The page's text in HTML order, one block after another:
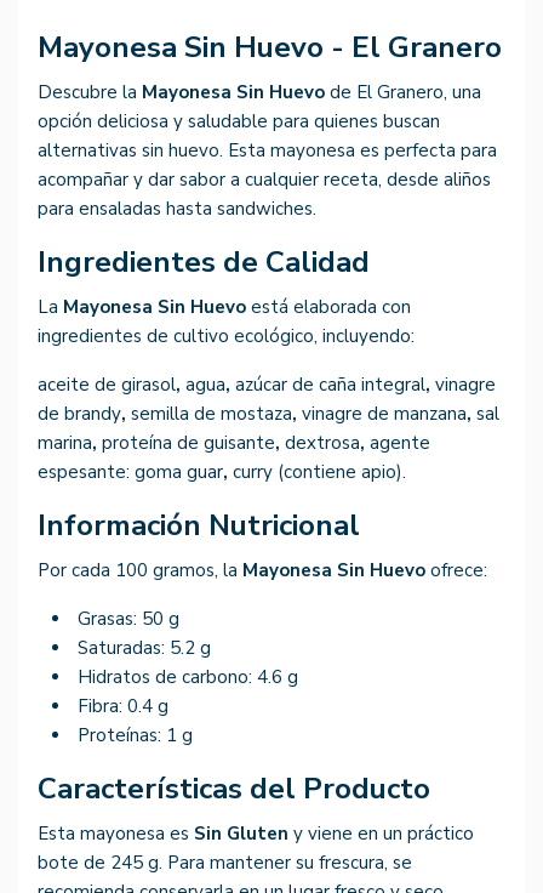
Mayonesa Sin Huevo - El Granero
Descubre la Mayonesa Sin Huevo de El Granero, una
opción deliciosa y saludable para quienes buscan
alternativas sin huevo. Esta mayonesa es perfecta para
acompañar y dar sabor a cualquier receta, desde aliños
para ensaladas hasta sandwiches.
Ingredientes de Calidad
La Mayonesa Sin Huevo está elaborada con
ingredientes de cultivo ecológico, incluyendo:
aceite de girasol, agua, azúcar de caña integral, vinagre
de brandy, semilla de mostaza, vinagre de manzana, sal
marina, proteína de guisante, dextrosa, agente
espesante: goma guar, curry (contiene apio).
Información Nutricional
Por cada 100 gramos, la Mayonesa Sin Huevo ofrece:
Grasas: 50 g
Saturadas: 5.2 g
Hidratos de carbono: 4.6 g
Fibra: 0.4 g
Proteínas: 1 g
Características del Producto
Esta mayonesa es Sin Gluten y viene en un práctico
bote de 245 g. Para mantener su frescura, se